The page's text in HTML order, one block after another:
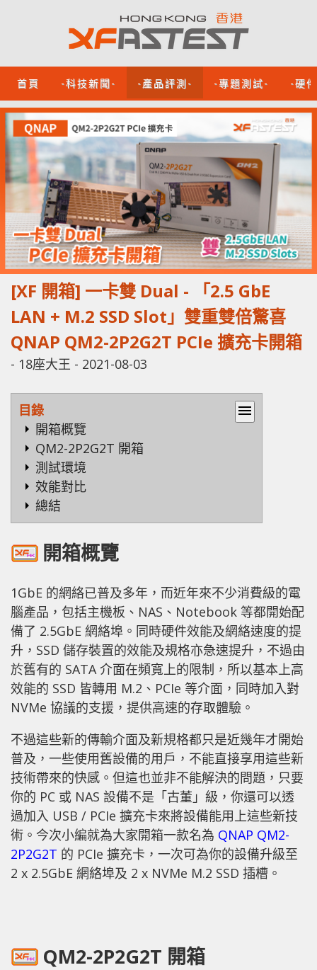
首頁 -科技新聞- -產品評測- -專題測試- -硬
[XF 開箱] 一卡雙 Dual - 「2.5 GbE
LAN + M.2 SSD Slot」雙重雙倍驚喜
QNAP QM2-2P2G2T PCIe 擴充卡開箱
- 18座大王 - 2021-08-03
目錄
menu
開箱概覽
QM2-2P2G2T 開箱
測試環境
效能對比
總結
開箱概覽
1GbE 的網絡已普及多年，而近年來不少消費級的電
腦產品，包括主機板、NAS、Notebook 等都開始配
備了 2.5GbE 網絡埠。同時硬件效能及網絡速度的提
升，SSD 儲存裝置的效能及規格亦急速提升，不過由
於舊有的 SATA 介面在頻寬上的限制，所以基本上高
效能的 SSD 皆轉用 M.2、PCIe 等介面，同時加入對
NVMe 協議的支援，提供高速的存取體驗。
不過這些新的傳輸介面及新規格都只是近幾年才開始
普及，一些使用舊設備的用戶，不能直接享用這些新
技術帶來的快感。但這也並非不能解決的問題，只要
你的 PC 或 NAS 設備不是「古董」級，你還可以透
過加入 USB / PCIe 擴充卡來將設備能用上這些新技
術。今次小編就為大家開箱一款名為 QNAP QM2-
2P2G2T 的 PCIe 擴充卡，一次可為你的設備升級至
2 x 2.5GbE 網絡埠及 2 x NVMe M.2 SSD 插槽。
QM2-2P2G2T 開箱